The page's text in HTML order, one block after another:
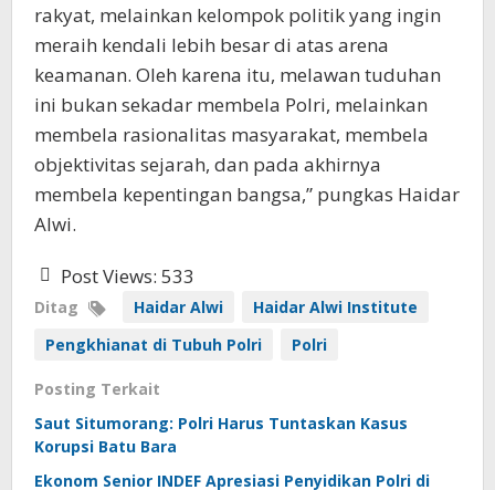
rakyat, melainkan kelompok politik yang ingin
meraih kendali lebih besar di atas arena
keamanan. Oleh karena itu, melawan tuduhan
ini bukan sekadar membela Polri, melainkan
membela rasionalitas masyarakat, membela
objektivitas sejarah, dan pada akhirnya
membela kepentingan bangsa,” pungkas Haidar
Alwi.
Post Views: 533
Ditag Haidar Alwi
Haidar Alwi Institute
Pengkhianat di Tubuh Polri
Polri
Posting Terkait
Saut Situmorang: Polri Harus Tuntaskan Kasus
Korupsi Batu Bara
Ekonom Senior INDEF Apresiasi Penyidikan Polri di